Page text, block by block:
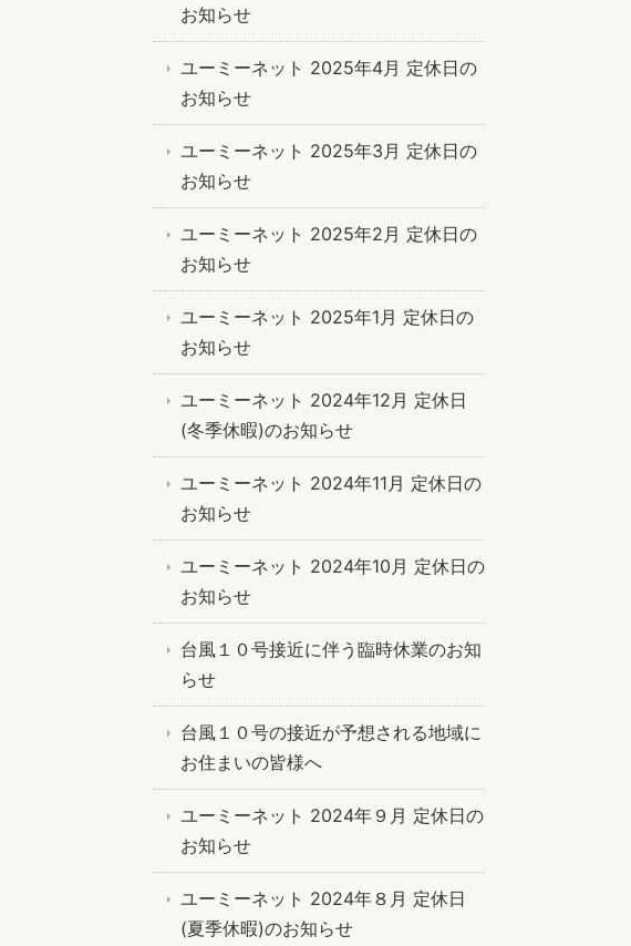
お知らせ
ユーミーネット 2025年4月 定休日の
お知らせ
ユーミーネット 2025年3月 定休日の
お知らせ
ユーミーネット 2025年2月 定休日の
お知らせ
ユーミーネット 2025年1月 定休日の
お知らせ
ユーミーネット 2024年12月 定休日
(冬季休暇)のお知らせ
ユーミーネット 2024年11月 定休日の
お知らせ
ユーミーネット 2024年10月 定休日の
お知らせ
台風１０号接近に伴う臨時休業のお知
らせ
台風１０号の接近が予想される地域に
お住まいの皆様へ
ユーミーネット 2024年９月 定休日の
お知らせ
ユーミーネット 2024年８月 定休日
(夏季休暇)のお知らせ